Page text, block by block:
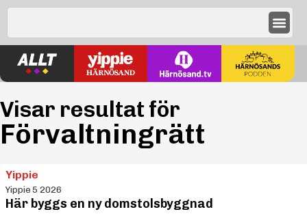
Visar resultat för
Förvaltningrätt
Yippie
Yippie 5 2026
Här byggs en ny domstolsbyggnad